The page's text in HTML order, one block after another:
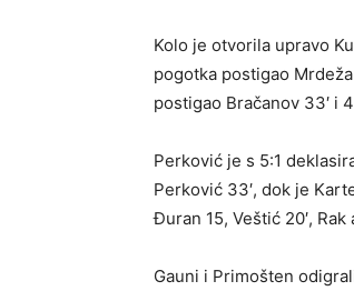
Kolo je otvorila upravo
pogotka postigao
postigao Bračanov 33′ i
Perković je s 5:1
Perković 33′, dok je
Đuran 15, Veštić 20′, Rak
Gauni i Primošten